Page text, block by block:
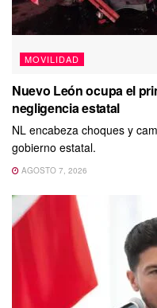
MOVILIDAD
Nuevo León ocupa el
negligencia estatal
NL encabeza choques y
gobierno estatal.
AGOSTO 7, 2026